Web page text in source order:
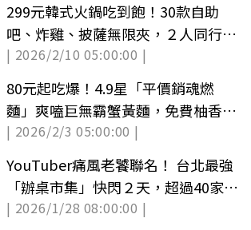
299元韓式火鍋吃到飽！30款自助
吧、炸雞、披薩無限夾，２人同行１
人半價
| 2026/2/10 05:00:00 |
80元起吃爆！4.9星「平價銷魂燃
麵」爽嗑巨無霸蟹黃麵，免費柚香小
菜無限
| 2026/2/3 05:00:00 |
YouTuber痛風老饕聯名！ 台北最強
「辦桌市集」快閃２天，超過40家美
食集合
| 2026/1/28 08:00:00 |